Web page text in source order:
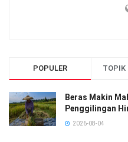
POPULER TOPIK
Beras Makin
Penggilingan
2026-08-04